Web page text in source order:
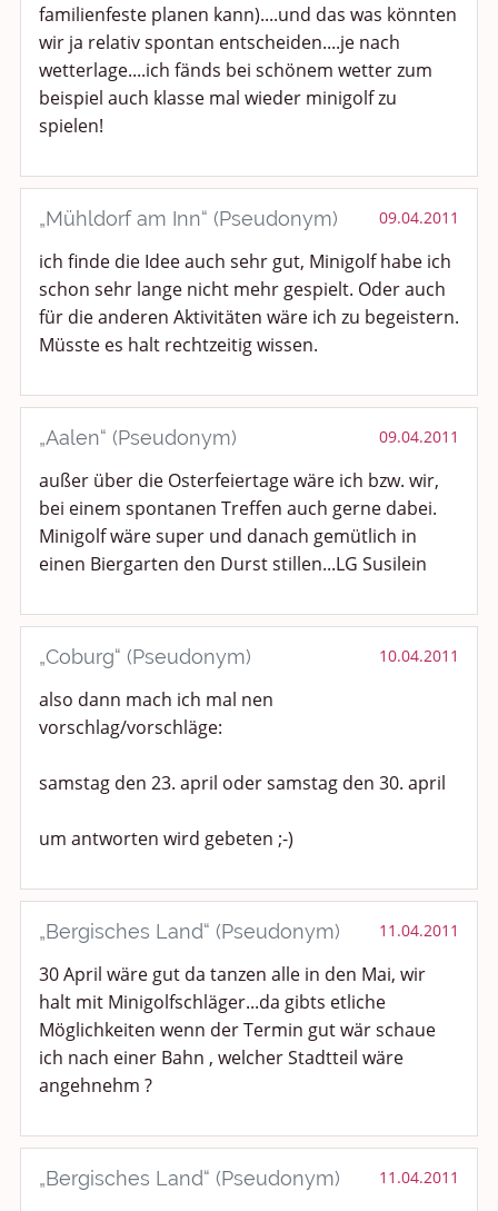
familienfeste planen kann)....und das was könnten
wir ja relativ spontan entscheiden....je nach
wetterlage....ich fänds bei schönem wetter zum
beispiel auch klasse mal wieder minigolf zu
spielen!
„Mühldorf am Inn“ (Pseudonym) 09.04.2011
ich finde die Idee auch sehr gut, Minigolf habe ich
schon sehr lange nicht mehr gespielt. Oder auch
für die anderen Aktivitäten wäre ich zu begeistern.
Müsste es halt rechtzeitig wissen.
„Aalen“ (Pseudonym) 09.04.2011
außer über die Osterfeiertage wäre ich bzw. wir,
bei einem spontanen Treffen auch gerne dabei.
Minigolf wäre super und danach gemütlich in
einen Biergarten den Durst stillen...LG Susilein
„Coburg“ (Pseudonym) 10.04.2011
also dann mach ich mal nen
vorschlag/vorschläge:
samstag den 23. april oder samstag den 30. april
um antworten wird gebeten ;-)
„Bergisches Land“ (Pseudonym) 11.04.2011
30 April wäre gut da tanzen alle in den Mai, wir
halt mit Minigolfschläger...da gibts etliche
Möglichkeiten wenn der Termin gut wär schaue
ich nach einer Bahn , welcher Stadtteil wäre
angehnehm ?
„Bergisches Land“ (Pseudonym) 11.04.2011